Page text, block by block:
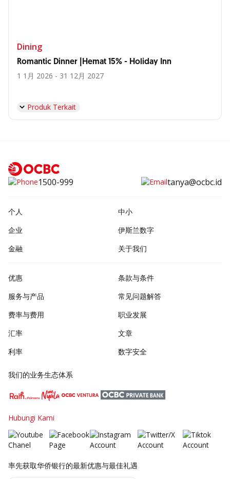
Dining
Romantic Dinner |Hemat 15% - Holiday Inn
1 1月 2026 - 31 12月 2027
Produk Terkait
1500-999 tanya@ocbc.id
个人
中小
企业
伊斯兰数字
金融
关于我们
优惠
服务与产品
费率与费用
汇率
利率
条款与条件
常见问题解答
职业发展
文章
数字安全
我们的业务生态体系
Hubungi Kami
率先获取华侨银行的最新优惠与最佳礼遇